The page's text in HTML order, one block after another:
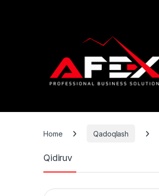
Home Qadoqlash
Qidiruv
Search for: